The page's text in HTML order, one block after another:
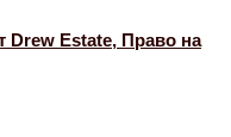
Drew Estate, Право на